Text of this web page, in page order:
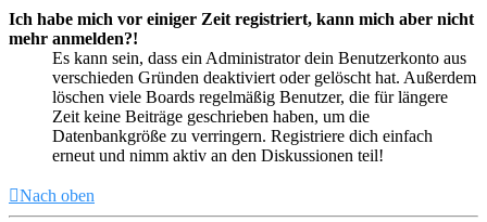
Ich habe mich vor einiger Zeit registriert, kann mich aber nicht
mehr anmelden?!
Es kann sein, dass ein Administrator dein Benutzerkonto aus
verschieden Gründen deaktiviert oder gelöscht hat. Außerdem
löschen viele Boards regelmäßig Benutzer, die für längere
Zeit keine Beiträge geschrieben haben, um die
Datenbankgröße zu verringern. Registriere dich einfach
erneut und nimm aktiv an den Diskussionen teil!
Nach oben